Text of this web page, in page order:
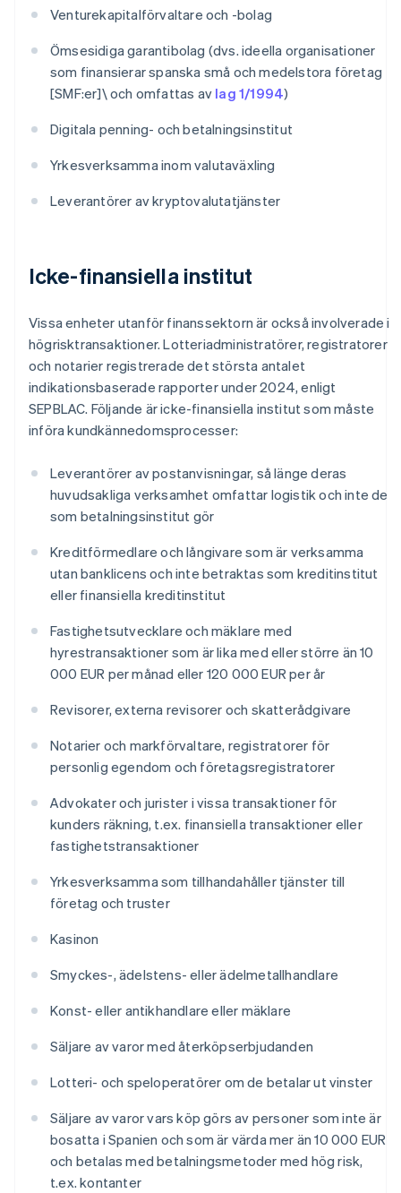
Venturekapitalförvaltare och -bolag
Ömsesidiga garantibolag (dvs. ideella organisationer
som finansierar spanska små och medelstora företag
[SMF:er]\ och omfattas av lag 1/1994)
Digitala penning- och betalningsinstitut
Yrkesverksamma inom valutaväxling
Leverantörer av kryptovalutatjänster
Icke-finansiella institut
Vissa enheter utanför finanssektorn är också involverade i
högrisktransaktioner. Lotteriadministratörer, registratorer
och notarier registrerade det största antalet
indikationsbaserade rapporter under 2024, enligt
SEPBLAC. Följande är icke-finansiella institut som måste
införa kundkännedomsprocesser:
Leverantörer av postanvisningar, så länge deras
huvudsakliga verksamhet omfattar logistik och inte de
som betalningsinstitut gör
Kreditförmedlare och långivare som är verksamma
utan banklicens och inte betraktas som kreditinstitut
eller finansiella kreditinstitut
Fastighetsutvecklare och mäklare med
hyrestransaktioner som är lika med eller större än 10
000 EUR per månad eller 120 000 EUR per år
Revisorer, externa revisorer och skatterådgivare
Notarier och markförvaltare, registratorer för
personlig egendom och företagsregistratorer
Advokater och jurister i vissa transaktioner för
kunders räkning, t.ex. finansiella transaktioner eller
fastighetstransaktioner
Yrkesverksamma som tillhandahåller tjänster till
företag och truster
Kasinon
Smyckes-, ädelstens- eller ädelmetallhandlare
Konst- eller antikhandlare eller mäklare
Säljare av varor med återköpserbjudanden
Lotteri- och speloperatörer om de betalar ut vinster
Säljare av varor vars köp görs av personer som inte är
bosatta i Spanien och som är värda mer än 10 000 EUR
och betalas med betalningsmetoder med hög risk,
t.ex. kontanter